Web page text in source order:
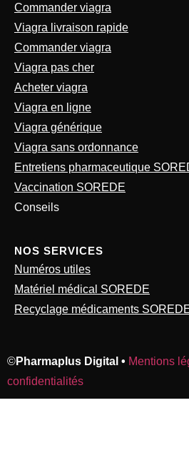
Commander viagra
Viagra livraison rapide
Commander viagra
Viagra pas cher
Acheter viagra
Viagra en ligne
Viagra générique
Viagra sans ordonnance
Entretiens pharmaceutique
Vaccination SOREDE
Conseils
NOS SERVICES
Numéros utiles
Matériel médical SOREDE
Recyclage médicaments
©Pharmaplus Digital • Mentions
confidentialités